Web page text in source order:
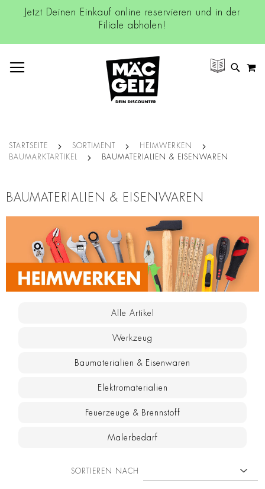
Jetzt Deinen Einkauf online reservieren und in der
Filiale abholen!
SUCHE
STARTSEITE SORTIMENT
HEIMWERKEN
BAUMARKTARTIKEL
BAUMATERIALIEN & EISENWAREN
BAUMATERIALIEN & EISENWAREN
Alle Artikel
Werkzeug
Baumaterialien & Eisenwaren
Elektromaterialien
Feuerzeuge & Brennstoff
Malerbedarf
SORTIEREN NACH